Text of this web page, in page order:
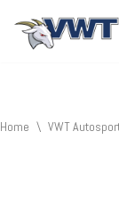
Home \ VWT